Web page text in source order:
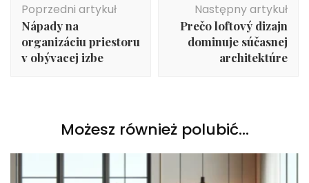
wpisu
Poprzedni artykuł
Nápady na
organizáciu priestoru
v obývacej izbe
Następny artykuł
Prečo loftový dizajn
dominuje súčasnej
architektúre
Możesz również polubić…